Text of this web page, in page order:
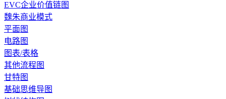
EVC企业价值链图
魏朱商业模式
平面图
电路图
图表/表格
其他流程图
甘特图
基础思维导图